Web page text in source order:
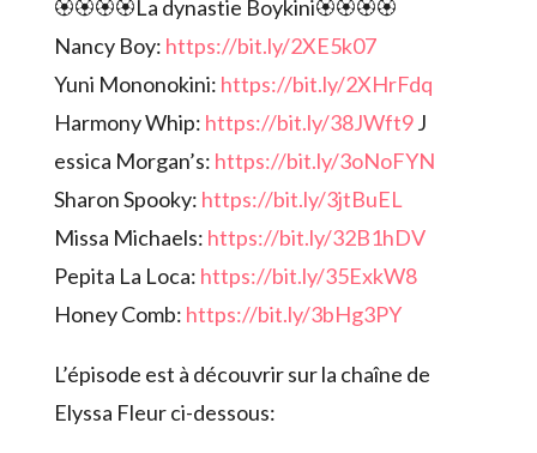
🏵️🏵️🏵️🏵️La dynastie Boykini🏵️🏵️🏵️🏵️
Nancy Boy: https://bit.ly/2XE5k07
Yuni Mononokini: https://bit.ly/2XHrFdq
Harmony Whip: https://bit.ly/38JWft9J
essica Morgan’s: https://bit.ly/3oNoFYN
Sharon Spooky: https://bit.ly/3jtBuEL
Missa Michaels: https://bit.ly/32B1hDV
Pepita La Loca: https://bit.ly/35ExkW8
Honey Comb: https://bit.ly/3bHg3PY
L’épisode est à découvrir sur la chaîne de
Elyssa Fleur ci-dessous: